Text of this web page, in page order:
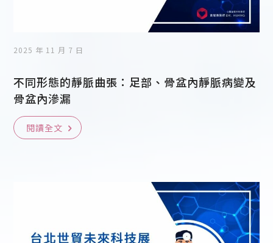
2025 年 11 月 7 日
不同形態的靜脈曲張：足部、骨盆內靜脈病變及
骨盆內滲漏
閱讀全文